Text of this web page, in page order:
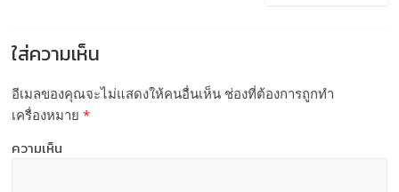
ใส่ความเห็น
อีเมลของคุณจะไม่แสดงให้คนอื่นเห็น ช่องที่ต้องการถูกทำ
เครื่องหมาย*
ความเห็น